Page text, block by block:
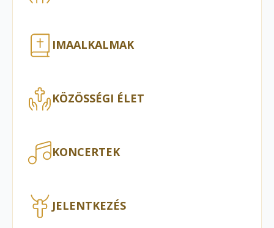
IMAALKALMAK
KÖZÖSSÉGI ÉLET
KONCERTEK
JELENTKEZÉS